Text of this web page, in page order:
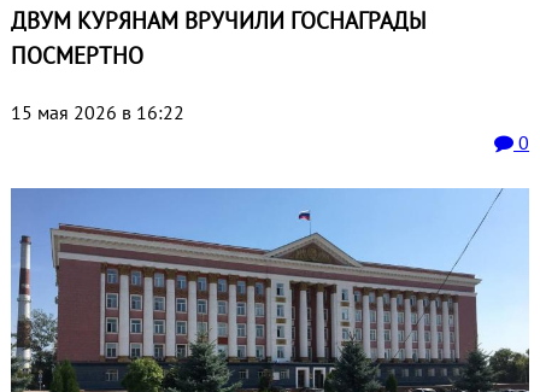
ДВУМ КУРЯНАМ ВРУЧИЛИ ГОСНАГРАДЫ
ПОСМЕРТНО
15 мая 2026 в 16:22
0